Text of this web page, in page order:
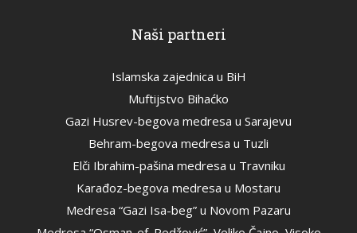
Naši partneri
Islamska zajednica u BiH
Muftijstvo Bihaćko
Gazi Husrev-begova medresa u Sarajevu
Behram-begova medresa u Tuzli
Elči Ibrahim-pašina medresa u Travniku
Karađoz-begova medresa u Mostaru
Medresa “Gazi Isa-beg” u Novom Pazaru